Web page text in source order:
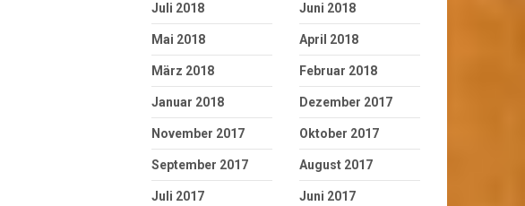
Juli 2018 Juni 2018
Mai 2018 April 2018
März 2018 Februar 2018
Januar 2018 Dezember 2017
November 2017 Oktober 2017
September 2017 August 2017
Juli 2017 Juni 2017